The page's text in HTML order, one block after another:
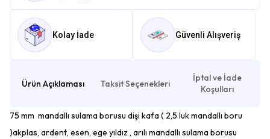
Kolay İade Güvenli Alışveriş
Ürün Açıklaması Taksit Seçenekleri
İptal ve İade
Koşulları
75 mm mandallı sulama borusu dişi kafa ( 2,5 luk mandallı boru
)akplas, ardent, esen, ege yıldız , arılı mandallı sulama borusu